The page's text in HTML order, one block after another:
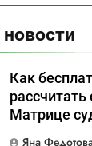
Как
Матрице
Яна